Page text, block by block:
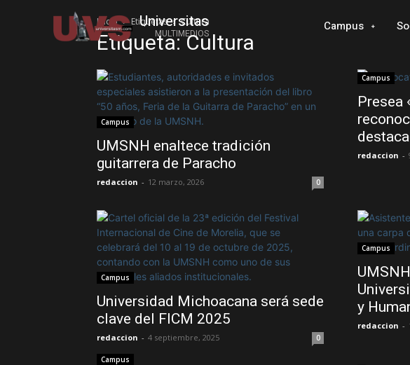
Universitas
MULTIMEDIOS
Campus
Inicio Etiquetas Cultura
Etiqueta: Cultura
Campus
UMSNH enaltece tradición
guitarrera de Paracho
redaccion - 12 marzo, 2026 0
Campus
Presea
redaccion -
Campus
Universidad Michoacana será sede
clave del FICM 2025
redaccion - 4 septiembre, 2025 0
Campus
y
redaccion -
Campus